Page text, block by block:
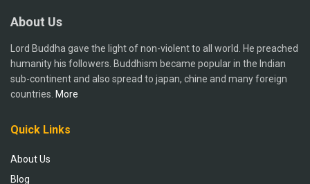
About Us
Lord Buddha gave the light of non-violent to all world. He preached
humanity his followers. Buddhism became popular in the Indian
sub-continent and also spread to japan, chine and many foreign
countries. More
Quick Links
About Us
Blog